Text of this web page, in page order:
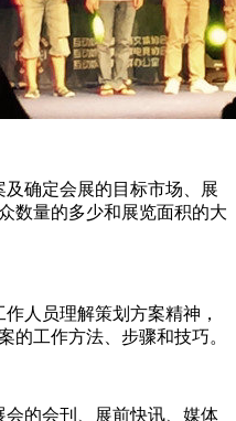
确定会展的目标市场、展
数量的多少和展览面积的大
人员理解策划方案精神，
的工作方法、步骤和技巧。
的会刊、展前快讯、媒体